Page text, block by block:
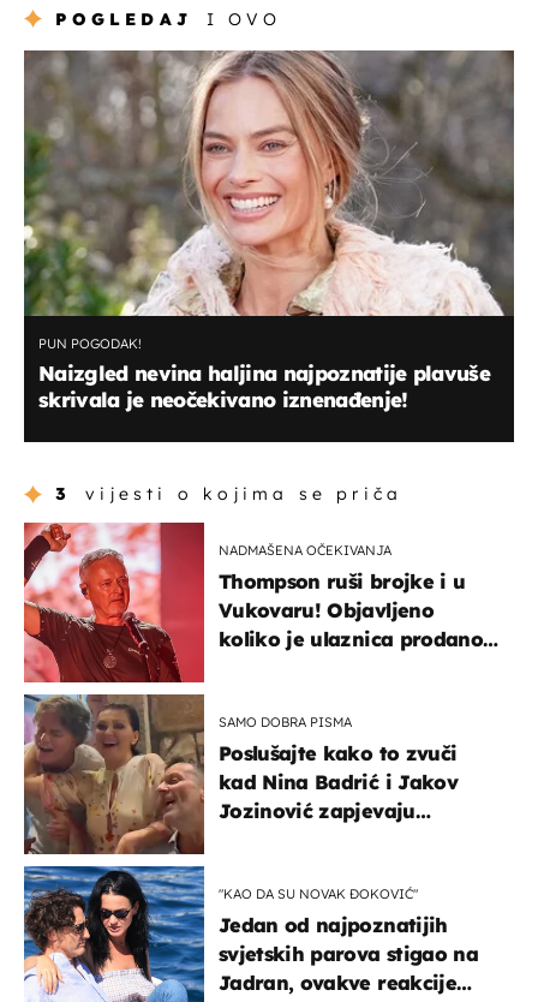
POGLEDAJ I OVO
PUN POGODAK!
Naizgled nevina haljina najpoznatije plavuše
skrivala je neočekivano iznenađenje!
3 vijesti o kojima se priča
NADMAŠENA OČEKIVANJA
Thompson ruši brojke i u
Vukovaru! Objavljeno
koliko je ulaznica prodano
SAMO DOBRA PISMA
Poslušajte kako to zvuči
kad Nina Badrić i Jakov
Jozinović zapjevaju
"KAO DA SU NOVAK ĐOKOVIĆ"
Jedan od najpoznatijih
svjetskih parova stigao na
Jadran, ovakve reakcije